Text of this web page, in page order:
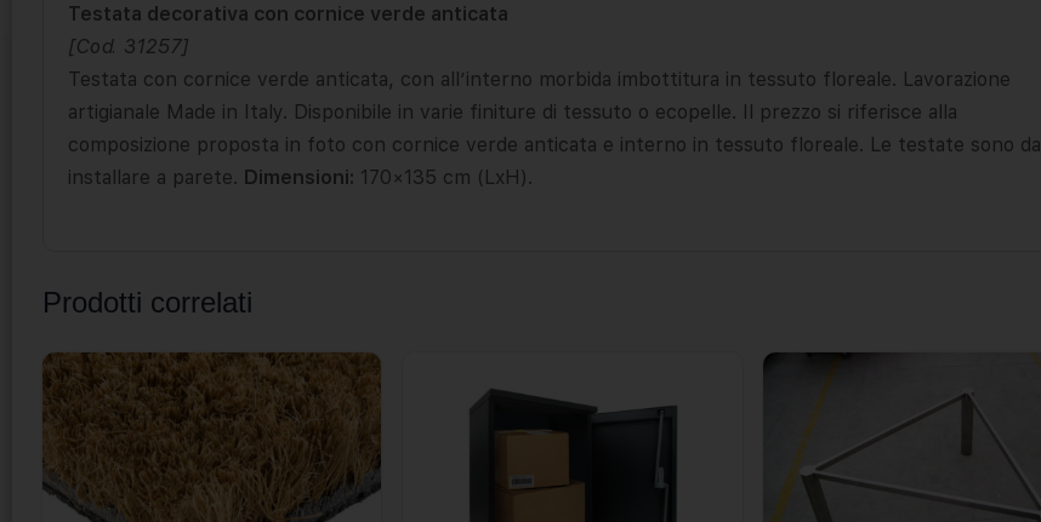
Testata decorativa con cornice verde anticata
[Cod. 31257]
Testata con cornice verde anticata, con all’interno morbida imbottitura in tessuto floreale. Lavorazione
artigianale Made in Italy. Disponibile in varie finiture di tessuto o ecopelle. Il prezzo si riferisce alla
composizione proposta in foto con cornice verde anticata e interno in tessuto floreale. Le testate sono da
installare a parete. Dimensioni: 170×135 cm (LxH).
Prodotti correlati